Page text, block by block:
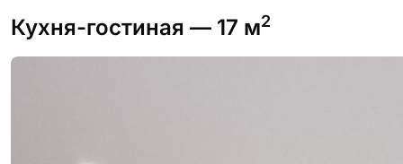
Кухня-гостиная — 17 м2